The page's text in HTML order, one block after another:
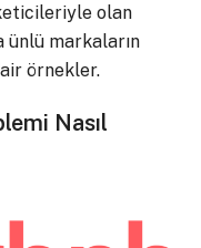
olan
markaların
örnekler.
Nasıl